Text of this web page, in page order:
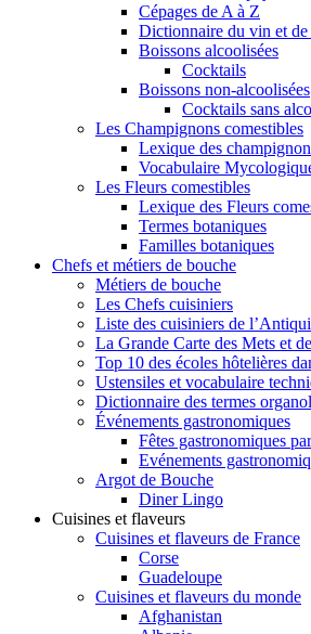
Cépages de A à Z
Dictionnaire du vin et
Boissons alcoolisées
Cocktails
Boissons non-alcoolisées
Cocktails sans
Les Champignons comestibles
Lexique des
Vocabulaire
Les Fleurs comestibles
Lexique des Fleurs
Termes botaniques
Familles botaniques
Chefs et métiers de bouche
Métiers de bouche
Les Chefs cuisiniers
Liste des cuisiniers de
La Grande Carte des Mets et
Top 10 des écoles hôtelières
Ustensiles et vocabulaire
Dictionnaire des termes
Événements gastronomiques
Fêtes gastronomiques
Evénements
Argot de Bouche
Diner Lingo
Cuisines et flaveurs
Cuisines et flaveurs de France
Corse
Guadeloupe
Cuisines et flaveurs du monde
Afghanistan